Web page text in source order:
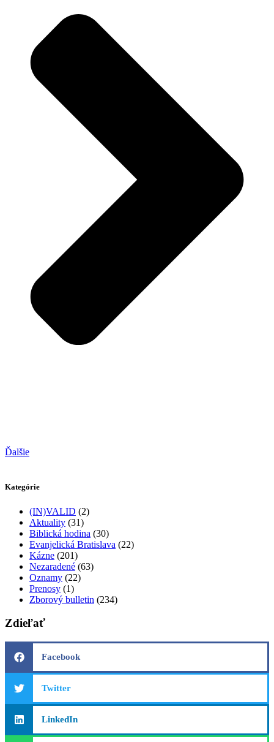
Ďalšie
Kategórie
(IN)VALID (2)
Aktuality (31)
Biblická hodina (30)
Evanjelická Bratislava (22)
Kázne (201)
Nezaradené (63)
Oznamy (22)
Prenosy (1)
Zborový bulletin (234)
Zdieľať
Facebook
Twitter
LinkedIn